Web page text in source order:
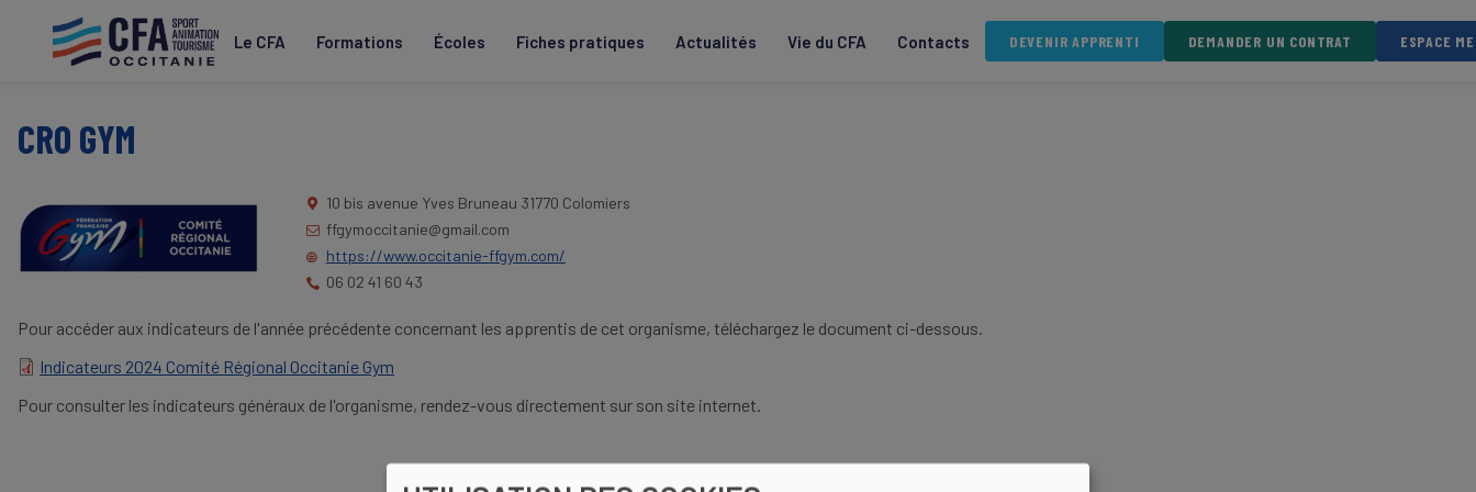
contenu
Le CFA Formations Écoles Fiches pratiques Actualités Vie du CFA Contacts DEVENIR APPRENTI DEMANDER UN CONTRAT ESPACE
CRO GYM
10 bis avenue Yves Bruneau 31770 Colomiers
ffgymoccitanie@gmail.com
https://www.occitanie-ffgym.com/
06 02 41 60 43
Pour accéder aux indicateurs de l'année précédente concernant les apprentis de cet organisme, téléchargez le document ci-dessous.
DOCUMENT
Indicateurs 2024 Comité Régional Occitanie Gym
Pour consulter les indicateurs généraux de l'organisme, rendez-vous directement sur son site internet.